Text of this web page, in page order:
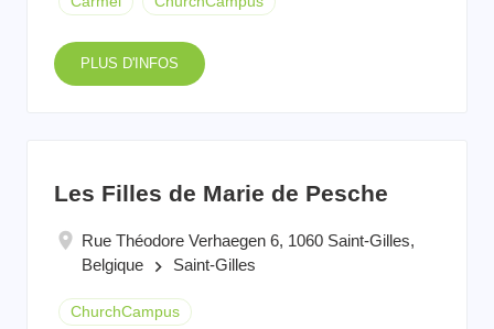
PLUS D'INFOS
Les Filles de Marie de Pesche
Rue Théodore Verhaegen 6, 1060 Saint-Gilles,
Belgique
keyboard_arrow_right Saint-Gilles
ChurchCampus